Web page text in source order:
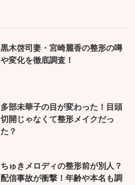
黒木啓司妻・宮崎麗香の整形の噂
や変化を徹底調査！
多部未華子の目が変わった！目頭
切開じゃなくて整形メイクだっ
た？
ちゅきメロディの整形前が別人？
配信事故が衝撃！年齢や本名も調